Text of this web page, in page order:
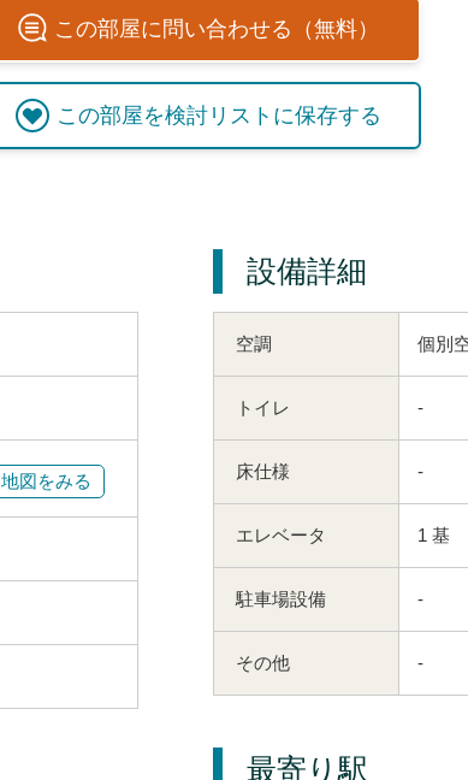
この部屋に問い合わせる（無料）
この部屋を検討リストに保存する
地図をみる
設備詳細
空調 個別
トイレ -
床仕様 -
エレベータ 1 基
駐車場設備 -
その他 -
最寄り駅